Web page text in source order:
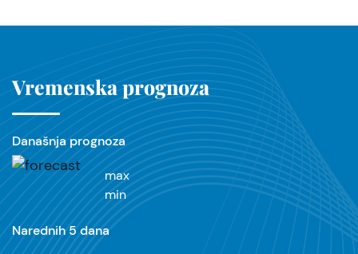
Vremenska prognoza
Današnja prognoza
max
min
Narednih 5 dana